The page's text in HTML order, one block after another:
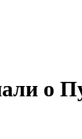
о